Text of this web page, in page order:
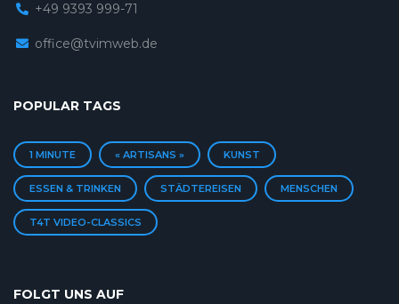
+49 9393 999-71
office@tvimweb.de
POPULAR TAGS
1 MINUTE « ARTISANS » KUNST
ESSEN & TRINKEN STÄDTEREISEN MENSCHEN
T4T VIDEO-CLASSICS
FOLGT UNS AUF